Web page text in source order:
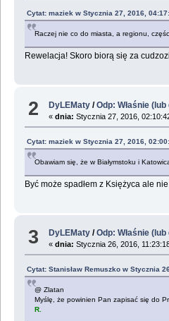
Cytat: maziek w Stycznia 27, 2016,
Raczej nie co do miasta, a regionu,
Rewelacja! Skoro biorą się za
2 DyLEMaty /Odp: Właśnie
«dnia: Stycznia 27, 2016,
Cytat: maziek w Stycznia 27, 2016,
Obawiam się, że w Białymstoku i
Być może spadłem z Księżyca ale
3 DyLEMaty /Odp: Właśnie
«dnia: Stycznia 26, 2016,
Cytat: Stanisław Remuszko w Stycznia
@ Zlatan
Myślę, że powinien Pan zapisać się do
R.